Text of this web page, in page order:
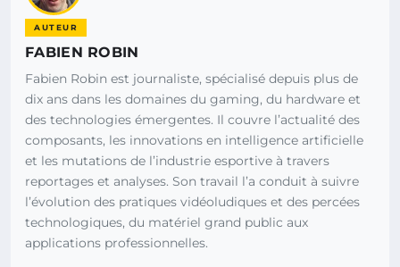
AUTEUR
FABIEN ROBIN
Fabien Robin est journaliste, spécialisé depuis plus de
dix ans dans les domaines du gaming, du hardware et
des technologies émergentes. Il couvre l’actualité des
composants, les innovations en intelligence artificielle
et les mutations de l’industrie esportive à travers
reportages et analyses. Son travail l’a conduit à suivre
l’évolution des pratiques vidéoludiques et des percées
technologiques, du matériel grand public aux
applications professionnelles.